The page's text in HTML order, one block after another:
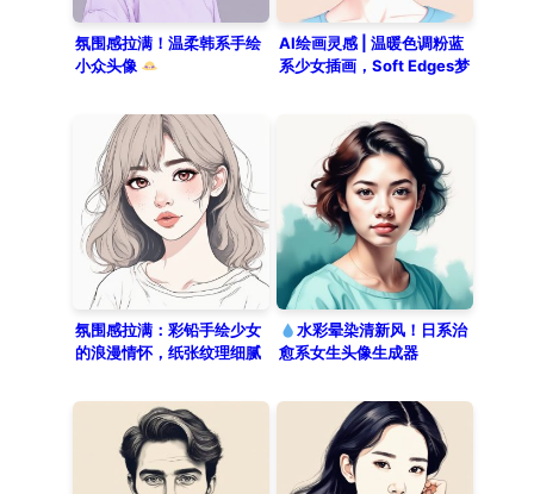
background, creating a stylish and
aesthetic mood.
氛围感拉满！温柔韩系手绘
小众头像
AI绘画灵感 | 温暖色调粉蓝
系少女插画，Soft Edges梦
氛围感拉满：彩铅手绘少女
的浪漫情怀，纸张纹理细腻
水彩晕染清新风！日系治
愈系女生头像生成器